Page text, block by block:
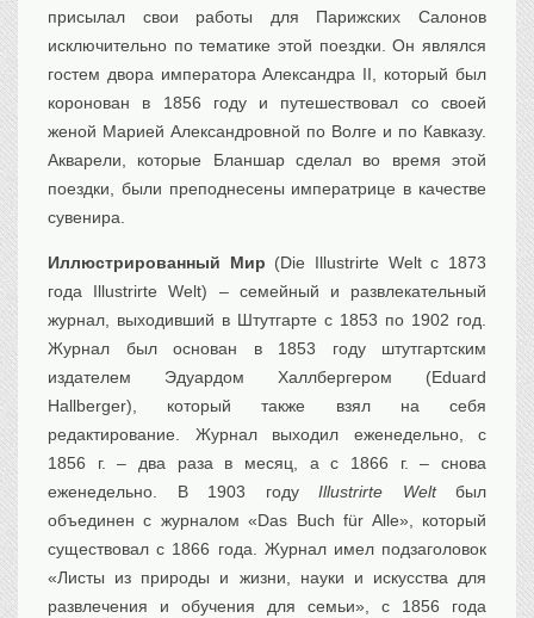
присылал свои работы для Парижских Салонов
исключительно по тематике этой поездки. Он являлся
гостем двора императора Александра II, который был
коронован в 1856 году и путешествовал со своей
женой Марией Александровной по Волге и по Кавказу.
Акварели, которые Бланшар сделал во время этой
поездки, были преподнесены императрице в качестве
сувенира.
Иллюстрированный Мир (Die Illustrirte Welt с 1873
года Illustrirte Welt) – семейный и развлекательный
журнал, выходивший в Штутгарте с 1853 по 1902 год.
Журнал был основан в 1853 году штутгартским
издателем Эдуардом Халлбергером (Eduard
Hallberger), который также взял на себя
редактирование. Журнал выходил еженедельно, с
1856 г. – два раза в месяц, а с 1866 г. – снова
еженедельно. В 1903 году Illustrirte Weltбыл
объединен с журналом «Das Buch für Alle», который
существовал с 1866 года. Журнал имел подзаголовок
«Листы из природы и жизни, науки и искусства для
развлечения и обучения для семьи», с 1856 года